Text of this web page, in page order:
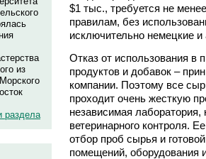
из
раздела
$1 тыс., требуется не
правилам, без
исключительно немецкие и
Отказ от использования в
продуктов и добавок –
компании. Поэтому все
проходит очень жесткую
независимая
ветеринарного контроля.
отбор проб сырья и
помещений, оборудования